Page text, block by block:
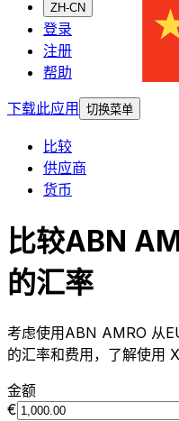
ZH-CN
登录
注册
帮助
下载此应用
切换菜单
比较
供应商
货币
比较ABN
的汇率
考虑使用ABN AMRO 从
的汇率和费用，了解使用
金额
€